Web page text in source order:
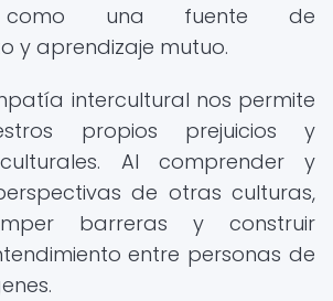
como una fuente de
y aprendizaje mutuo.
intercultural nos permite
propios prejuicios y
Al comprender y
de otras culturas,
barreras y construir
entre personas de